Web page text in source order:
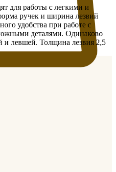
для работы с легкими и
ручек и ширина лезвий
удобства при работе с
деталями. Одинаково
и левшей. Толщина лезвия 2,5